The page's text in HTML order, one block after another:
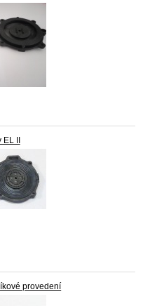
II
provedení